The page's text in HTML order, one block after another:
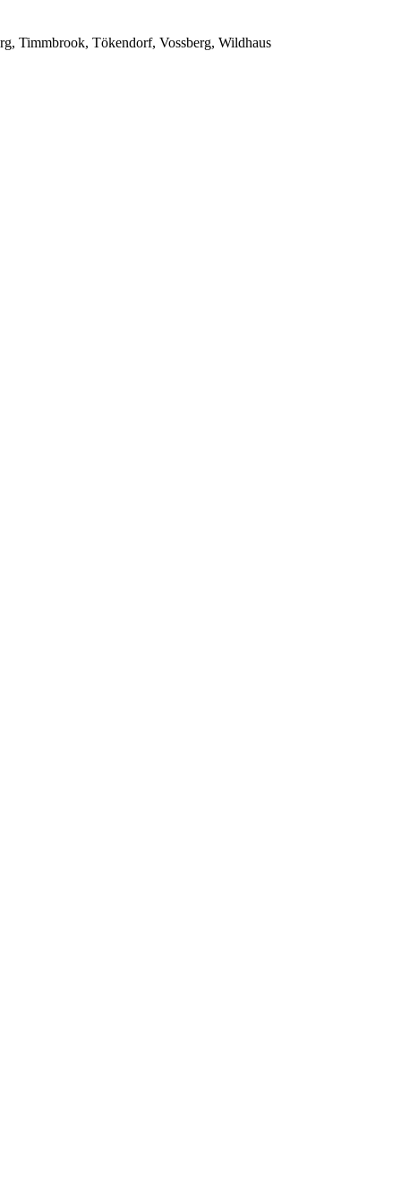
Timmbrook, Tökendorf, Vossberg, Wildhaus